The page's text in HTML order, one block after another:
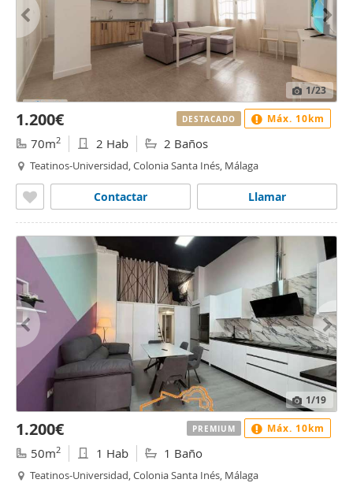
1/23
1.200€
70m2 2 Hab 2 Baños
Teatinos-Universidad, Colonia Santa Inés, Málaga
Llamar
Contactar
DESTACADO Máx. 10km
1/19
1.200€
50m2 1 Hab 1 Baño
Teatinos-Universidad, Colonia Santa Inés, Málaga
PREMIUM Máx. 10km